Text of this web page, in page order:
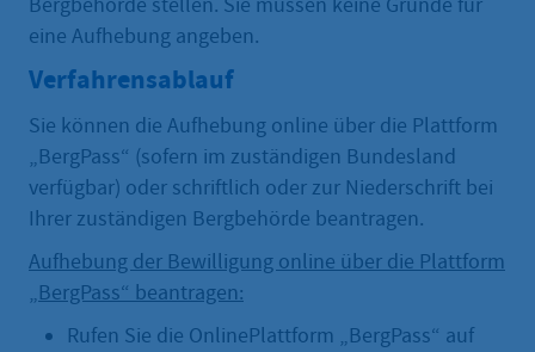
Bergbehörde stellen. Sie müssen keine Gründe für
eine Aufhebung angeben.
Verfahrensablauf
Sie können die Aufhebung online über die Plattform
„BergPass“ (sofern im zuständigen Bundesland
verfügbar) oder schriftlich oder zur Niederschrift bei
Ihrer zuständigen Bergbehörde beantragen.
Aufhebung der Bewilligung online über die Plattform
„BergPass“ beantragen:
Rufen Sie die OnlinePlattform „BergPass“ auf